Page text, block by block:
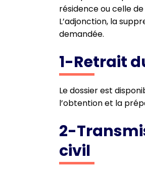
résidence ou celle
L’adjonction, la
demandée.
1-Retrait
Le dossier est
l’obtention et la
2-
civil